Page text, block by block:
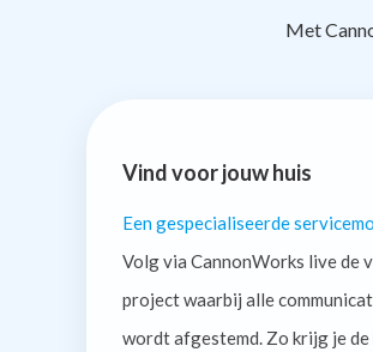
Met
Vind voor jouw huis
Een gespecialiseerde
Volg via CannonWorks live de
project waarbij alle
wordt afgestemd. Zo krijg je